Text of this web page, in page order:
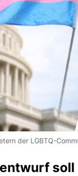
der LGBTQ-